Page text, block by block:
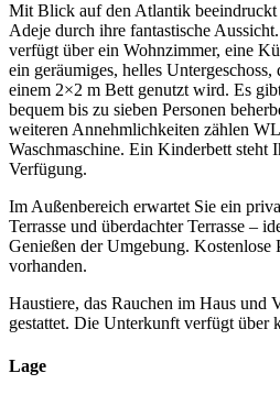
Mit Blick auf den Atlantik
Adeje durch ihre fantastische
verfügt über ein Wohnzimmer, eine
ein geräumiges, helles
einem 2×2 m Bett genutzt wird. Es
bequem bis zu sieben Personen
weiteren Annehmlichkeiten zählen
Waschmaschine. Ein Kinderbett steht
Verfügung.
Im Außenbereich erwartet Sie ein
Terrasse und überdachter Terrasse –
Genießen der Umgebung. Kostenlose
vorhanden.
Haustiere, das Rauchen im Haus und
gestattet. Die Unterkunft verfügt über
Lage